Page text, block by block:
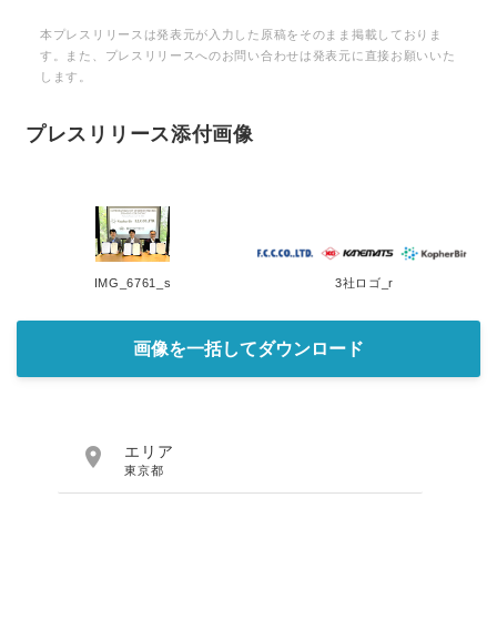
本プレスリリースは発表元が入力した原稿をそのまま掲載しておりま
す。また、プレスリリースへのお問い合わせは発表元に直接お願いいた
します。
プレスリリース添付画像
IMG_6761_s 3社ロゴ_r
画像を一括してダウンロード
 エリア
東京都